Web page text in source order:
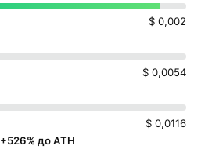
$ 0,002
$ 0,0054
$ 0,0116
+526% до ATH